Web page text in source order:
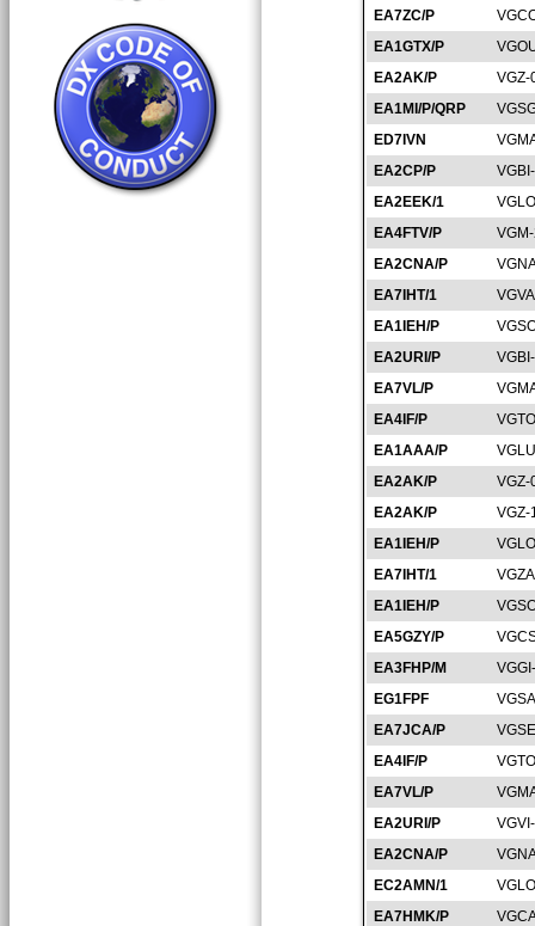
EA7ZC/P
EA1GTX/P
EA2AK/P
VGZ-
EA1MI/P/QRP
ED7IVN
EA2CP/P
EA2EEK/1
EA4FTV/P
EA2CNA/P
EA7IHT/1
EA1IEH/P
EA2URI/P
EA7VL/P
EA4IF/P
EA1AAA/P
EA2AK/P
VGZ-
EA2AK/P
VGZ-
EA1IEH/P
EA7IHT/1
EA1IEH/P
EA5GZY/P
EA3FHP/M
EG1FPF
EA7JCA/P
EA4IF/P
EA7VL/P
EA2URI/P
EA2CNA/P
EC2AMN/1
EA7HMK/P